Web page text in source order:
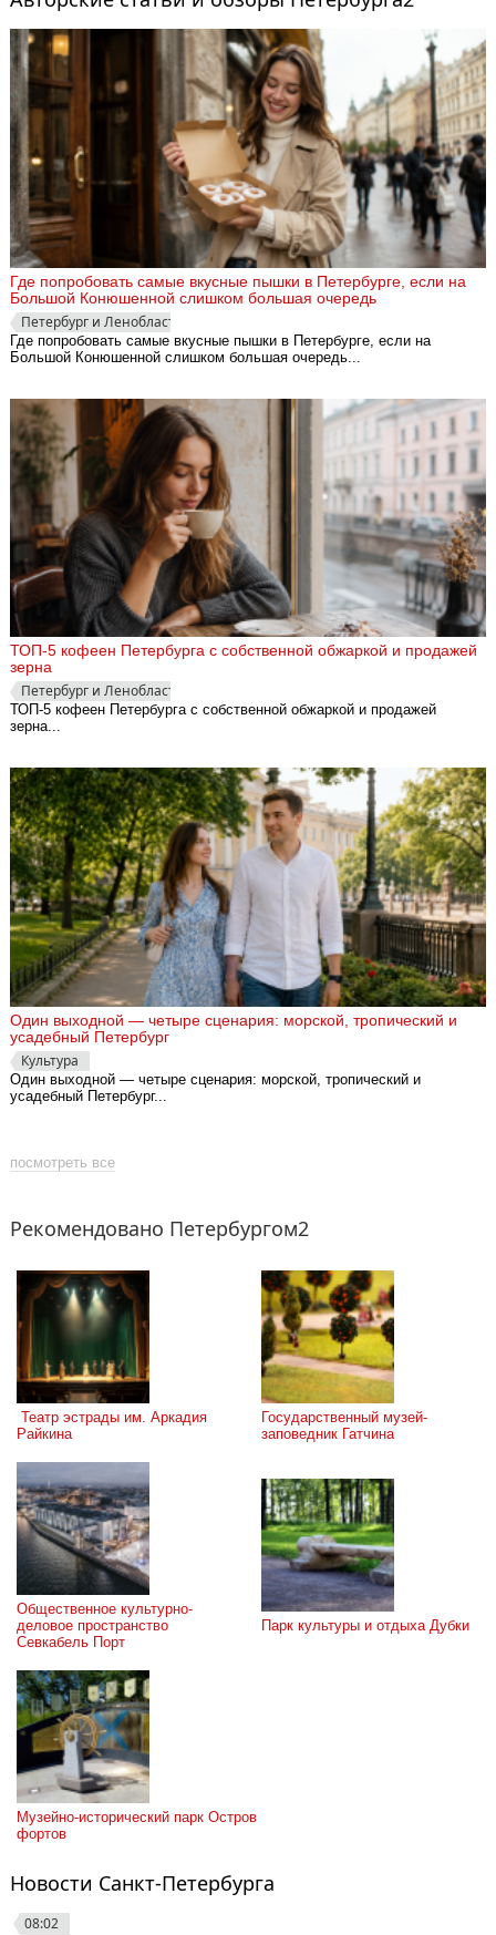
Где попробовать самые вкусные пышки в Петербурге, если на
Большой Конюшенной слишком большая очередь
Петербург и Ленобласть
Где попробовать самые вкусные пышки в Петербурге, если на
Большой Конюшенной слишком большая очередь...
ТОП-5 кофеен Петербурга с собственной обжаркой и продажей
зерна
Петербург и Ленобласть
ТОП-5 кофеен Петербурга с собственной обжаркой и продажей
зерна...
Один выходной — четыре сценария: морской, тропический и
усадебный Петербург
Культура
Один выходной — четыре сценария: морской, тропический и
усадебный Петербург...
посмотреть все
Рекомендовано Петербургом2
Райкина
Государственный музей-
заповедник Гатчина
Общественное культурно-
деловое пространство
Севкабель Порт
Парк культуры и отдыха Дубки
Музейно-исторический парк Остров
фортов
Новости Санкт-Петербурга
08:02